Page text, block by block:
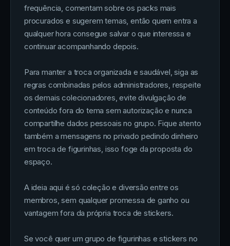
frequência, comentam sobre os packs mais
procurados e sugerem temas, então quem entra a
qualquer hora consegue salvar o que interessa e
continuar acompanhando depois.
Para manter a troca organizada e saudável, siga as
regras combinadas pelos administradores, respeite
os demais colecionadores, evite divulgação de
conteúdo fora do tema sem autorização e nunca
compartilhe dados pessoais no grupo. Fique atento
também a mensagens no privado pedindo dinheiro
em troca de figurinhas, isso foge da proposta do
espaço.
A ideia aqui é só coleção e diversão entre os
membros, sem qualquer promessa de ganho ou
vantagem fora da própria troca de stickers.
Se você quer um grupo de figurinhas e stickers no